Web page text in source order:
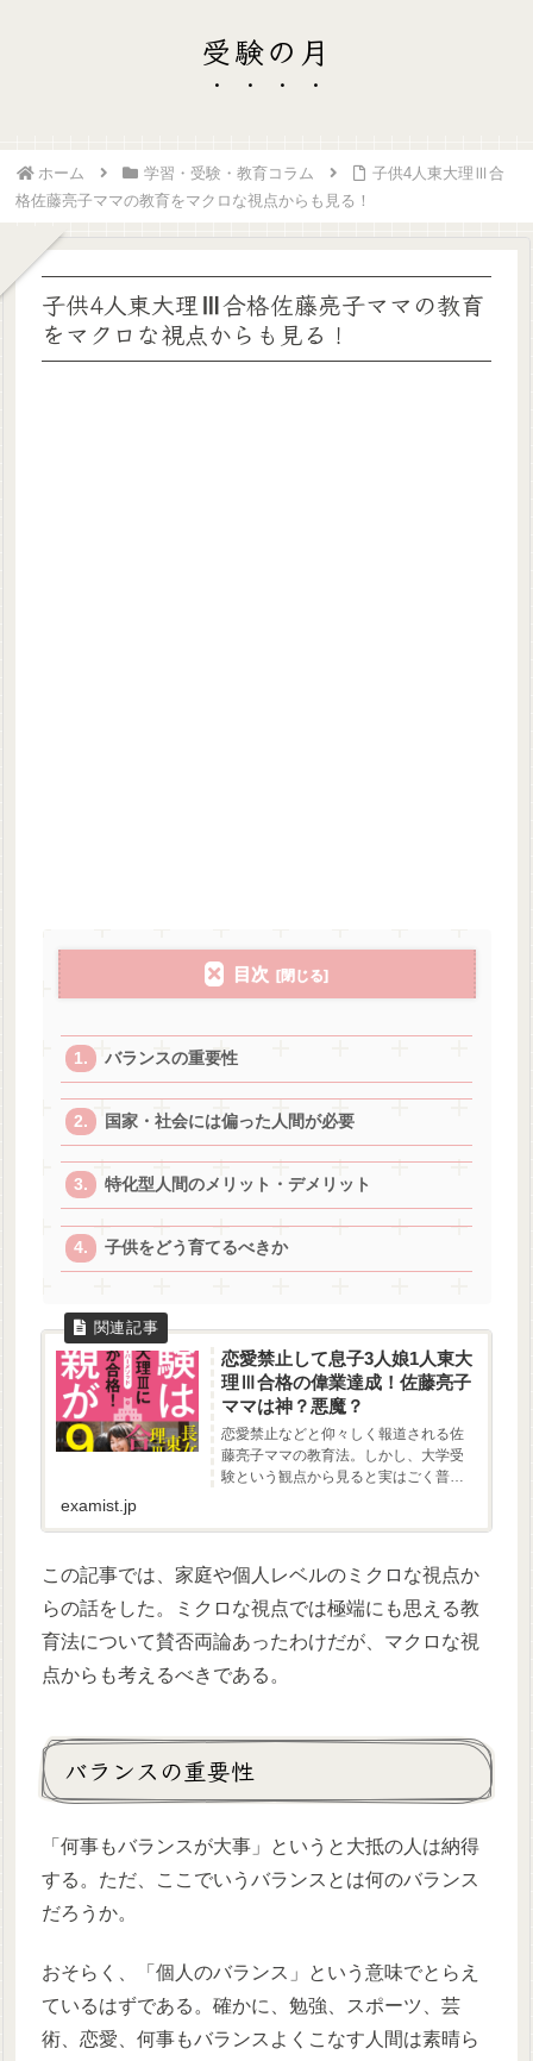
受験の月
ホーム 学習・受験・教育コラム
子供4人東大理Ⅲ合
格佐藤亮子ママの教育をマクロな視点からも見る！
子供4人東大理Ⅲ合格佐藤亮子ママの教育
をマクロな視点からも見る！
目次
バランスの重要性
国家・社会には偏った人間が必要
特化型人間のメリット・デメリット
子供をどう育てるべきか
恋愛禁止して息子3人娘1人東大
理Ⅲ合格の偉業達成！佐藤亮子
ママは神？悪魔？
恋愛禁止などと仰々しく報道される佐
藤亮子ママの教育法。しかし、大学受
験という観点から見ると実はごく普通
examist.jp
この記事では、家庭や個人レベルのミクロな視点か
らの話をした。ミクロな視点では極端にも思える教
育法について賛否両論あったわけだが、マクロな視
点からも考えるべきである。
バランスの重要性
「何事もバランスが大事」というと大抵の人は納得
する。ただ、ここでいうバランスとは何のバランス
だろうか。
おそらく、「個人のバランス」という意味でとらえ
ているはずである。確かに、勉強、スポーツ、芸
術、恋愛、何事もバランスよくこなす人間は素晴ら